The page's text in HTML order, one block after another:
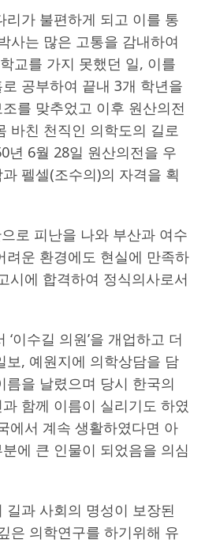
리가 불편하게 되고 이를 통
사는 많은 고통을 감내하여
교를 가지 못했던 일, 이를
공부하여 끝내 3개 학년을
를 맞추었고 이후 원산의전
바친 천직인 의학도의 길로
년 6월 28일 원산의전을 우
펠셀(조수의)의 자격을 획
로 피난을 나와 부산과 여수
려운 환경에도 현실에 만족하
시에 합격하여 정식의사로서
이수길 의원’을 개업하고 더
보, 예원지에 의학상담을 담
름을 날렸으며 당시 한국의
함께 이름이 실리기도 하였
에서 계속 생활하였다면 아
에 큰 인물이 되었음을 의심
길과 사회의 명성이 보장된
은 의학연구를 하기위해 유